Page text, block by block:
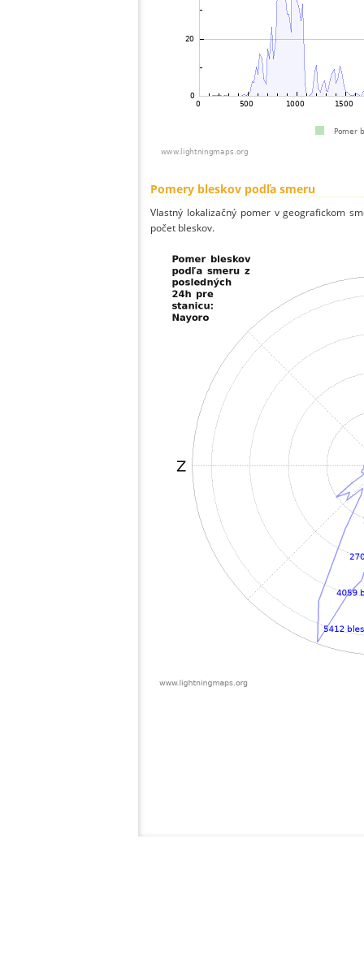
Pomery bleskov podľa smeru
Vlastný lokalizačný pomer v geografickom
počet bleskov.